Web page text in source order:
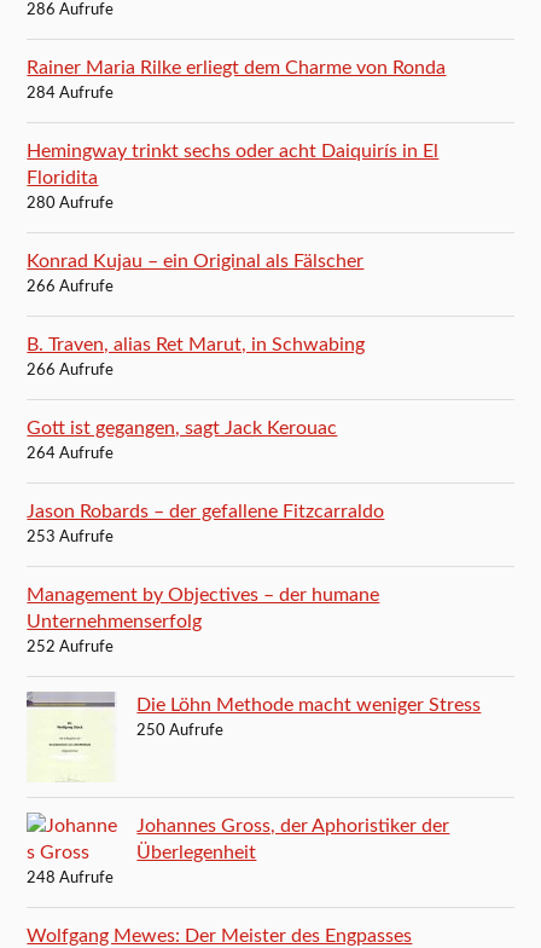
286 Aufrufe
Rainer Maria Rilke erliegt dem Charme von Ronda
284 Aufrufe
Hemingway trinkt sechs oder acht Daiquirís in El
Floridita
280 Aufrufe
Konrad Kujau – ein Original als Fälscher
266 Aufrufe
B. Traven, alias Ret Marut, in Schwabing
266 Aufrufe
Gott ist gegangen, sagt Jack Kerouac
264 Aufrufe
Jason Robards – der gefallene Fitzcarraldo
253 Aufrufe
Management by Objectives – der humane
Unternehmenserfolg
252 Aufrufe
Die Löhn Methode macht weniger Stress
250 Aufrufe
Johannes Gross, der Aphoristiker der
Überlegenheit
248 Aufrufe
Wolfgang Mewes: Der Meister des Engpasses